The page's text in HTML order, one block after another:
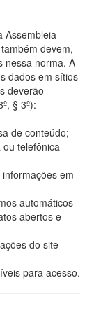
Assembleia
devem,
nessa norma. A
dados em sítios
deverão
§ 3º):
de conteúdo;
ou telefônica
em
automáticos
abertos e
do site
para acesso.